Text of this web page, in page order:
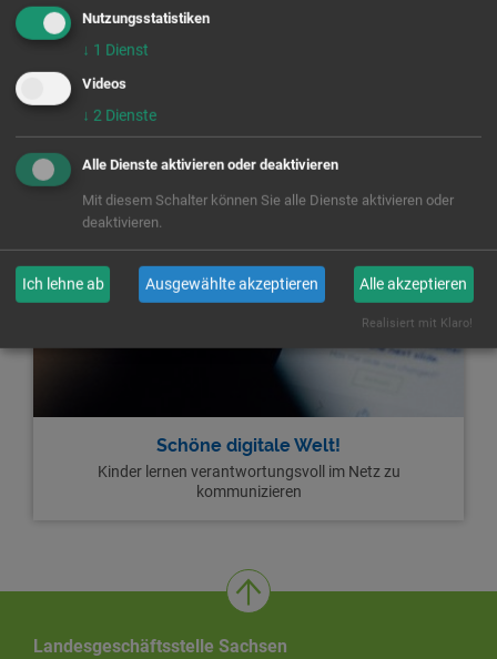
Schöne digitale Welt!
Kinder lernen verantwortungsvoll im Netz zu
kommunizieren
Landesgeschäftsstelle Sachsen
Nutzungsstatistiken
↓ 1 Dienst
Videos
↓ 2 Dienste
Alle Dienste aktivieren oder deaktivieren
Mit diesem Schalter können Sie alle Dienste aktivieren oder
deaktivieren.
Ich lehne ab Ausgewählte akzeptieren Alle akzeptieren
Realisiert mit Klaro!